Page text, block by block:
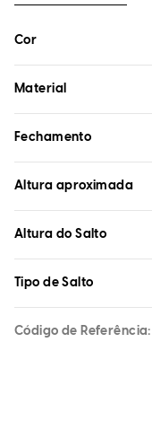
Cor
Material
Fechamento
Altura aproximada
Altura do Salto
Tipo de Salto
Código de Referência